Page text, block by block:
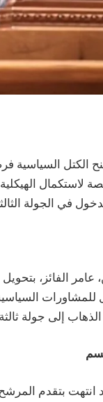
الكتل السياسية
للدخول في الجولة
الفائز، بتحويل
للمشاورات
إلى جولة